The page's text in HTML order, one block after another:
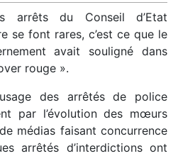
arrêts du Conseil d’Etat
se font rares, c’est ce que le
avait souligné dans
rouge ».
des arrêtés de police
par l’évolution des mœurs
médias faisant concurrence
arrêtés d’interdictions ont